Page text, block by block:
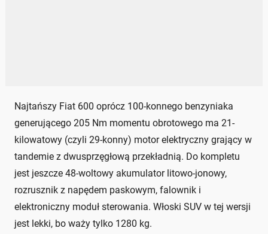
Najtańszy Fiat 600 oprócz 100-konnego benzyniaka
generującego 205 Nm momentu obrotowego ma 21-
kilowatowy (czyli 29-konny) motor elektryczny grający w
tandemie z dwusprzęgłową przekładnią. Do kompletu
jest jeszcze 48-woltowy akumulator litowo-jonowy,
rozrusznik z napędem paskowym, falownik i
elektroniczny moduł sterowania. Włoski SUV w tej wersji
jest lekki, bo waży tylko 1280 kg.